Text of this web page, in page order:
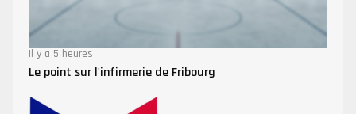
Il y a 5 heures
Le point sur l'infirmerie de Fribourg